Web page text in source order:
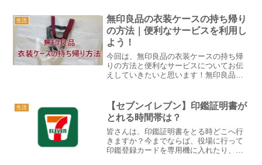
リコーンジャムスプーン」、「シリコー
ン調理用トング」をご紹...
生活
無印良品の衣装ケースの持ち帰り
の方法｜便利なサービスを利用し
よう！
今回は、無印良品の衣装ケースの持ち帰
りの方法と便利なサービスについてお伝
えしていきたいと思います！無印良品の
でたくさん買ってきましたが、この無印
良品の衣料ケースの持ち...
生活
【セブンイレブン】印鑑証明書が
とれる時間帯は？
皆さんは、印鑑証明書をとる時どこへ行
きますか？今までならば、役場に行って
印鑑登録カードを専用機に入れたり、直